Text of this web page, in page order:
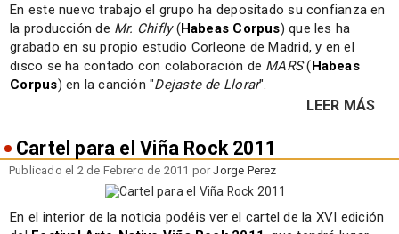
En este nuevo trabajo el grupo ha depositado su confianza en
la producción de Mr. Chifly(Habeas Corpus) que les ha
grabado en su propio estudio Corleone de Madrid, y en el
disco se ha contado con colaboración de MARS(Habeas
Corpus) en la canción "Dejaste de Llorar".
LEER MÁS
Cartel para el Viña Rock 2011
Publicado el 2 de Febrero de 2011 porJorge Perez
En el interior de la noticia podéis ver el cartel de la XVI edición